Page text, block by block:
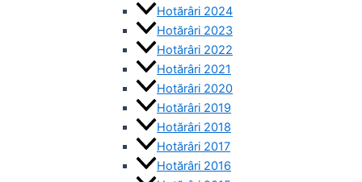
Hotărâri 2024
Hotărâri 2023
Hotărâri 2022
Hotărâri 2021
Hotărâri 2020
Hotărâri 2019
Hotărâri 2018
Hotărâri 2017
Hotărâri 2016